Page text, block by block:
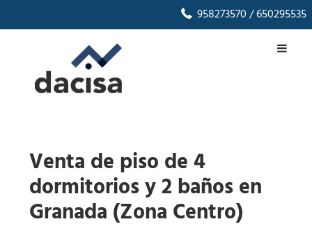
958273570/ 650295535
Venta de piso de 4
dormitorios y 2 baños en
Granada (Zona Centro)